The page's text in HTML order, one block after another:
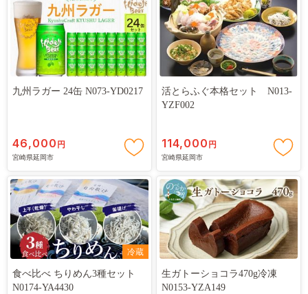
九州ラガー 24缶 N073-YD0217
46,000 円
宮崎県延岡市
活とらふぐ本格セット N013-
YZF002
114,000 円
宮崎県延岡市
冷蔵
食べ比べ ちりめん3種セット
N0174-YA4430
生ガトーショコラ470g冷凍
N0153-YZA149